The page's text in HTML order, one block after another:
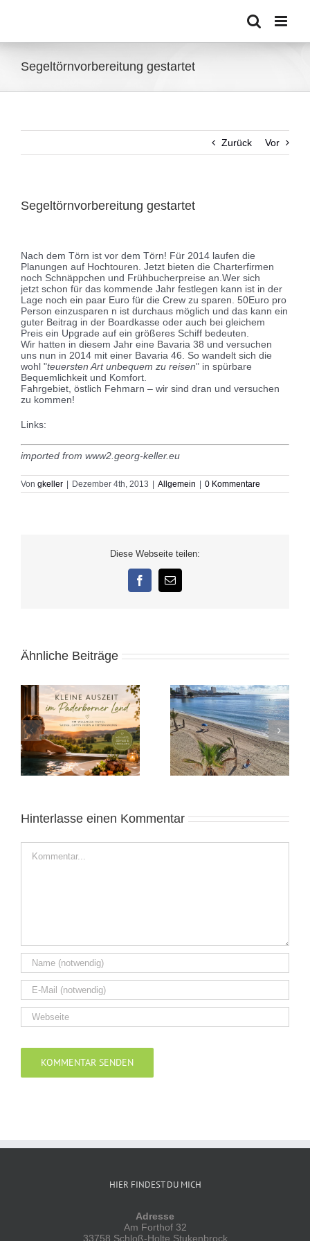
Segeltörnvorbereitung gestartet
Zurück Vor
Segeltörnvorbereitung gestartet
Bild
Nach dem Törn ist vor dem Törn! Für 2014 laufen die
Planungen auf Hochtouren. Jetzt bieten die Charterfirmen
noch Schnäppchen und Frühbucherpreise an. Wer sich
jetzt schon für das kommende Jahr festlegen kann ist in der
Lage noch ein paar Euro für die Crew zu sparen. 50Euro pro
Person einzusparen n ist durchaus möglich und das kann ein
guter Beitrag in der Boardkasse oder auch bei gleichem
Preis ein Upgrade auf ein größeres Schiff bedeuten.
Wir hatten in diesem Jahr eine Bavaria 38 und versuchen
uns nun in 2014 mit einer Bavaria 46. So wandelt sich die
wohl "teuersten Art unbequem zu reisen" in spürbare
Bequemlichkeit und Komfort.
Fahrgebiet, östlich Fehmarn – wir sind dran und versuchen
zu kommen!
Links:
imported from www2.georg-keller.eu
Von gkeller | Dezember 4th, 2013 | Allgemein | 0 Kommentare
Diese Webseite teilen:
Facebook
E-
Mail
Ähnliche Beiträge
Alicante November
2025: Sonnige Auszeit
Heide 2025:
Norddeutsches
Wochenende
Hinterlasse einen Kommentar
Kommentar
HIER FINDEST DU MICH
Adresse
Am Forthof 32
33758 Schloß-Holte Stukenbrock